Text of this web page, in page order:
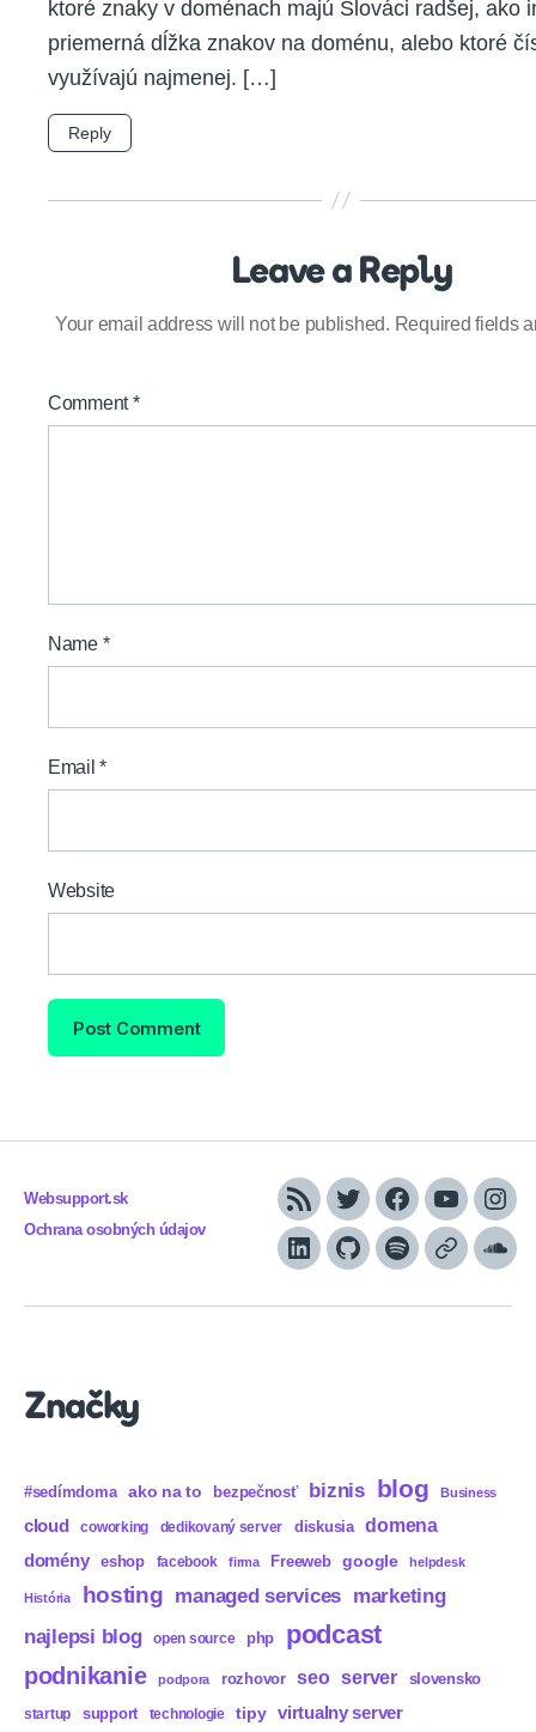
ktoré znaky v doménach majú Slováci radšej, ako
priemerná dĺžka znakov na doménu, alebo ktoré
využívajú najmenej. […]
Reply
Leave a Reply
Your email address will not be published. Required fields
Comment*
Name *
Email*
Website
Websupport.sk
Ochrana osobných údajov
RSS TwitterFacebook
YouTube
LinkedInGitHubSpotifyApple
Značky
#sedímdoma ako na to bezpečnosť biznis blog Business
cloud coworking dedikovaný server diskusia domena
domény eshop facebook firma Freeweb google helpdesk
História hosting managed services marketing
najlepsi blog open source php podcast
podnikanie podpora rozhovor seo server slovensko
startup support technologie tipy virtualny server